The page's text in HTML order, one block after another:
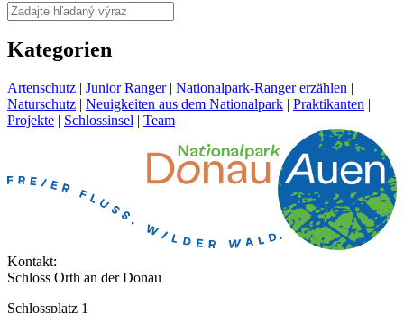
Kategorien
Artenschutz | Junior Ranger | Nationalpark-Ranger erzählen |
Naturschutz | Neuigkeiten aus dem Nationalpark | Praktikanten |
Projekte | Schlossinsel | Team
Kontakt:
Schloss Orth an der Donau
Schlossplatz 1